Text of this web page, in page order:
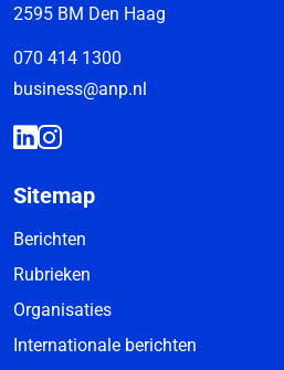
2595 BM Den Haag
070 414 1300
business@anp.nl
Sitemap
Berichten
Rubrieken
Organisaties
Internationale berichten